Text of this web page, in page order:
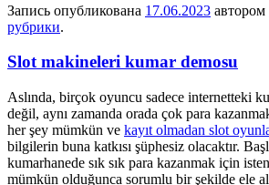
Запись опубликована 17.06.2023 автором
рубрики.
Slot makineleri kumar demosu
Aslında, birçok oyuncu sadece internetteki
değil, aynı zamanda orada çok para
her şey mümkün ve kayıt olmadan slot
bilgilerin buna katkısı şüphesiz olacaktır.
kumarhanede sık sık para kazanmak için
mümkün olduğunca sorumlu bir şekilde ele